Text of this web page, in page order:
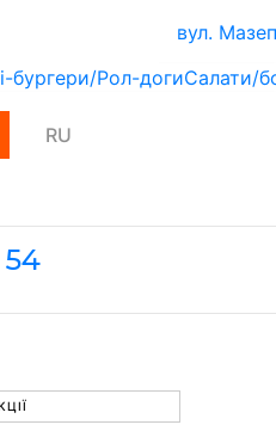
вул.
бургери/Рол-догиСалати/
RU